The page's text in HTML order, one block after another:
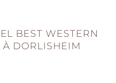
BEST WESTERN
À DORLISHEIM